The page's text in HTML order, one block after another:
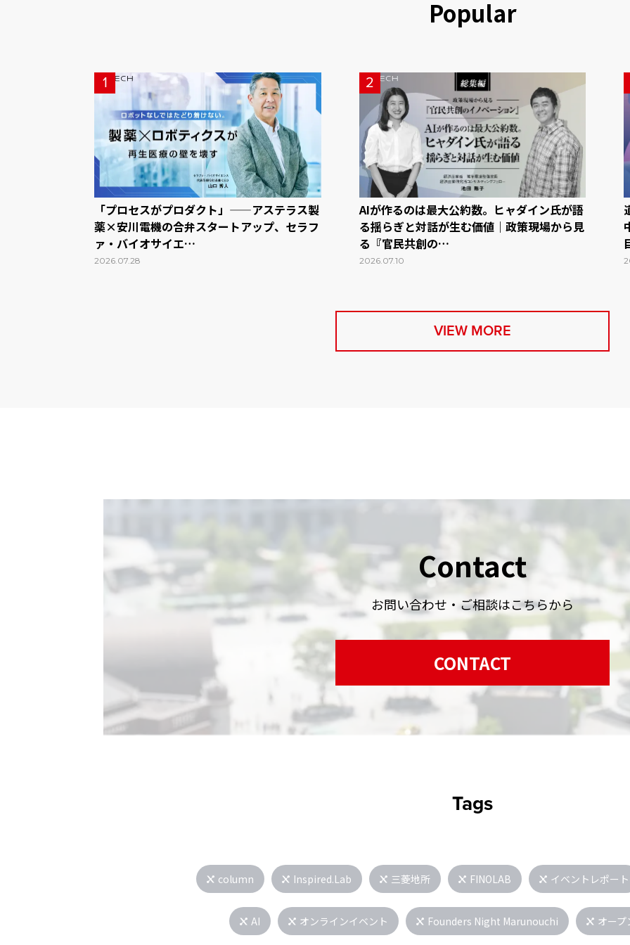
Popular
1
「プロセスがプロダクト」——アステラス製
薬×安川電機の合弁スタートアップ、セラフ
ァ・バイオサイエ…
2026.07.28
2
AIが作るのは最大公約数。ヒャダイン氏が語
る揺らぎと対話が生む価値｜政策現場から見
る『官民共創の…
2026.07.10
VIEW MORE
Contact
お問い合わせ・ご相談はこちらから
CONTACT
Tags
column Inspired.Lab 三菱地所 FINOLAB イベントレポート
AI オンラインイベント Founders Night Marunouchi オー